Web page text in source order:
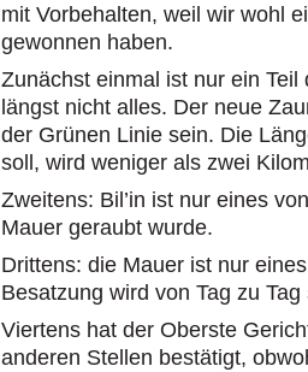
mit Vorbehalten, weil wir wohl
gewonnen haben.
Zunächst einmal ist nur ein Teil
längst nicht alles. Der neue
der Grünen Linie sein. Die
soll, wird weniger als zwei
Zweitens: Bil’in ist nur eines
Mauer geraubt wurde.
Drittens: die Mauer ist nur
Besatzung wird von Tag zu Tag
Viertens hat der Oberste
anderen Stellen bestätigt,